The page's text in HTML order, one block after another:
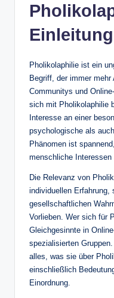
Einleitung
Pholikolaphilie ist ein
Begriff, der immer
Communitys und
sich mit Pholikolaphilie
Interesse an einer
psychologische als
Phänomen ist
menschliche Interessen
Die Relevanz von
individuellen Erfahrung,
gesellschaftlichen
Vorlieben. Wer sich für
Gleichgesinnte in
spezialisierten
alles, was sie über
einschließlich
Einordnung.